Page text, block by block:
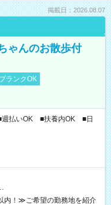
掲載日：2026.08.07
ゃんのお散歩付
ブランクOK
週払いOK ■扶養内OK ■日
内！≫ご希望の勤務地を紹介